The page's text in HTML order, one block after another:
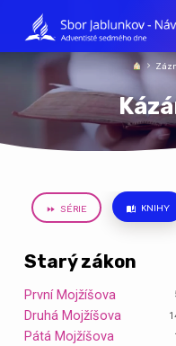
Kázání
knihy
SÉRIE KNIHY
Starý zákon
První Mojžíšova
Druhá Mojžíšova
Pátá Mojžíšova 1